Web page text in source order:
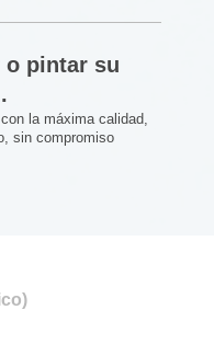
o pintar su
la máxima calidad,
sin compromiso